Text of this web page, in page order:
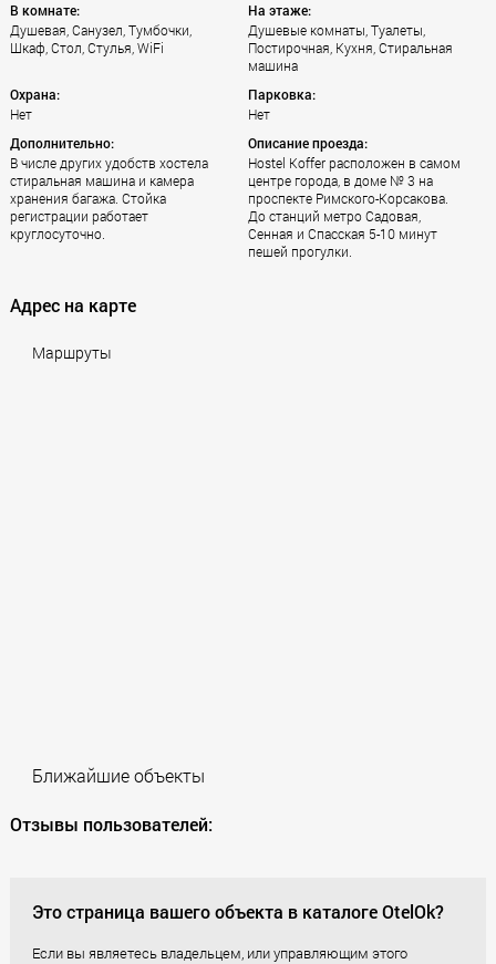
В комнате:
Душевая, Санузел, Тумбочки,
Шкаф, Стол, Стулья, WiFi
На этаже:
Душевые комнаты, Туалеты,
Постирочная, Кухня, Стиральная
машина
Охрана:
Нет
Парковка:
Нет
Дополнительно:
В числе других удобств хостела
стиральная машина и камера
хранения багажа. Стойка
регистрации работает
круглосуточно.
Описание проезда:
Hostel Koffer расположен в самом
центре города, в доме № 3 на
проспекте Римского-Корсакова.
До станций метро Садовая,
Сенная и Спасская 5-10 минут
пешей прогулки.
Адрес на карте
Маршруты
Ближайшие объекты
Отзывы пользователей:
Это страница вашего объекта в каталоге OtelOk?
Если вы являетесь владельцем, или управляющим этого